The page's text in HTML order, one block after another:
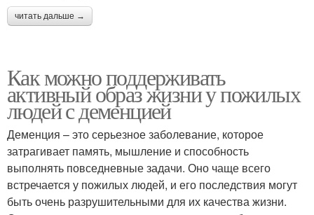
читать дальше →
Как можно поддерживать
активный образ жизни у пожилых
людей с деменцией
Деменция – это серьезное заболевание, которое
затрагивает память, мышление и способность
выполнять повседневные задачи. Оно чаще всего
встречается у пожилых людей, и его последствия могут
быть очень разрушительными для их качества жизни.